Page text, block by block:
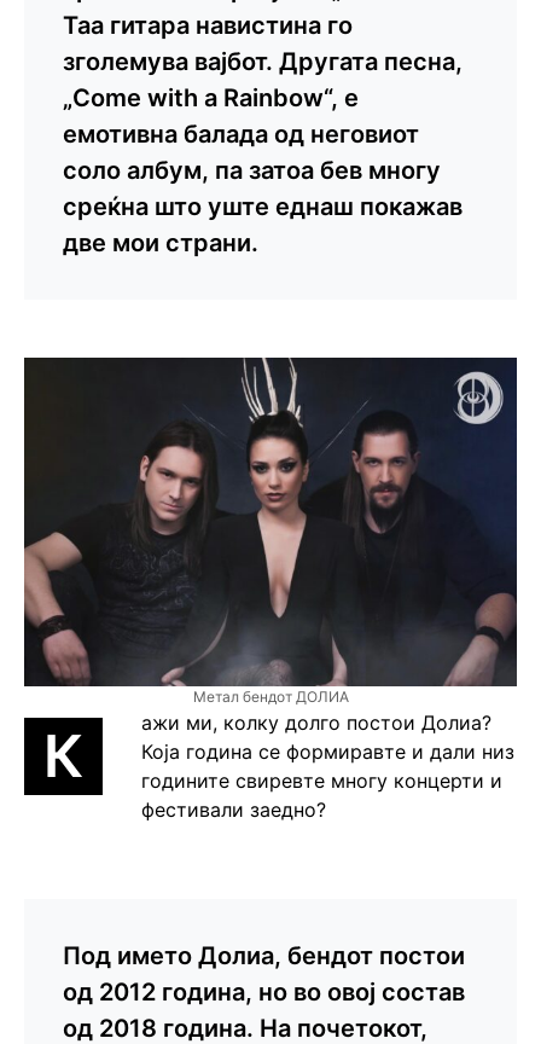
Таа гитара навистина го
зголемува вајбот. Другата песна,
„Come with a Rainbow“, е
емотивна балада од неговиот
соло албум, па затоа бев многу
среќнa што уште еднаш покажав
две мои страни.
Метал бендот ДОЛИА
К
ажи ми, колку долго постои Долиа?
Која година се формиравте и дали низ
годините свиревте многу концерти и
фестивали заедно?
Под името Долиа, бендот постои
од 2012 година, но во овој состав
од 2018 година. На почетокот,